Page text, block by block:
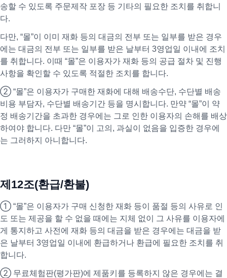
송할 수 있도록 주문제작 포장 등 기타의 필요한 조치를 취합니
다.
다만, “몰”이 이미 재화 등의 대금의 전부 또는 일부를 받은 경우
에는 대금의 전부 또는 일부를 받은 날부터 3영업일 이내에 조치
를 취합니다. 이때 “몰”은 이용자가 재화 등의 공급 절차 및 진행
사항을 확인할 수 있도록 적절한 조치를 합니다.
② “몰”은 이용자가 구매한 재화에 대해 배송수단, 수단별 배송
비용 부담자, 수단별 배송기간 등을 명시합니다. 만약 “몰”이 약
정 배송기간을 초과한 경우에는 그로 인한 이용자의 손해를 배상
하여야 합니다. 다만 “몰”이 고의, 과실이 없음을 입증한 경우에
는 그러하지 아니합니다.
제12조(환급/환불)
① “몰”은 이용자가 구매 신청한 재화 등이 품절 등의 사유로 인
도 또는 제공을 할 수 없을 때에는 지체 없이 그 사유를 이용자에
게 통지하고 사전에 재화 등의 대금을 받은 경우에는 대금을 받
은 날부터 3영업일 이내에 환급하거나 환급에 필요한 조치를 취
합니다.
② 무료체험판(평가판)에 제품키를 등록하지 않은 경우에는 결